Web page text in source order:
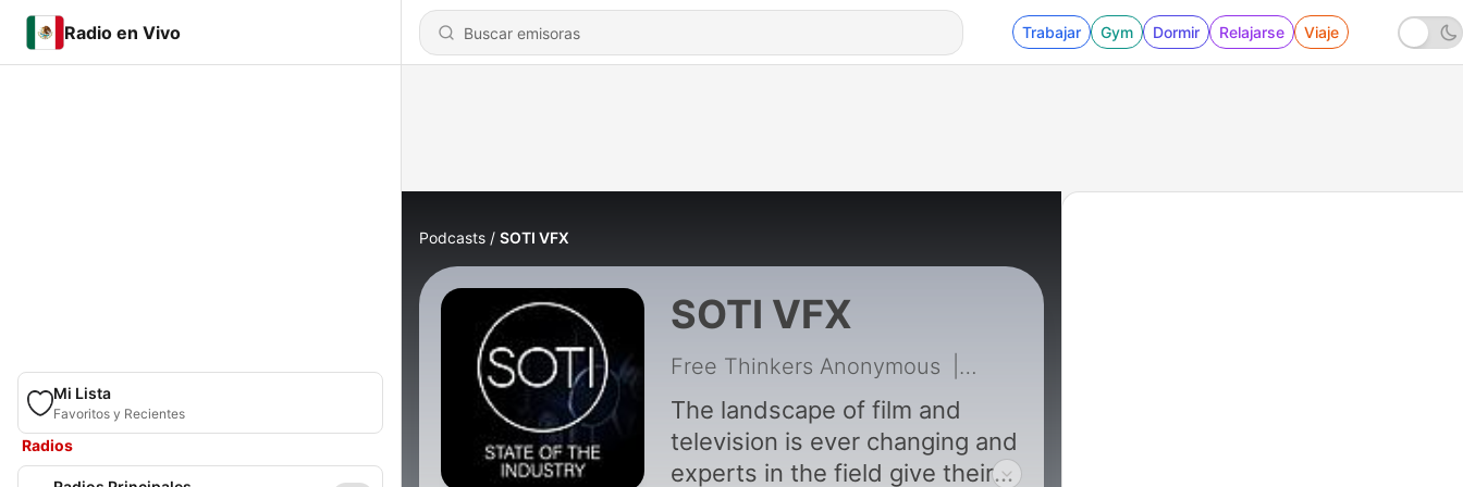
Radio en Vivo Trabajar Gym Dormir Relajarse Viaje
Mi Lista
Favoritos y Recientes
Radios
Podcasts SOTI VFX
SOTI VFX
Free Thinkers Anonymous 32 - Interview with Animation Director Jon
The landscape of film and
television is ever changing and
experts in the field give their